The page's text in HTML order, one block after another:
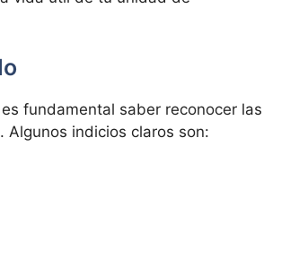
fundamental saber reconocer las
Algunos indicios claros son: